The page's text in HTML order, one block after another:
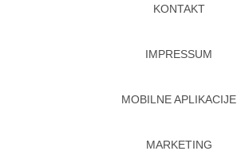
KONTAKT
IMPRESSUM
MOBILNE APLIKACIJE
MARKETING